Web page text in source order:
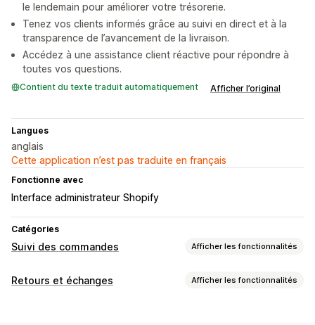
le lendemain pour améliorer votre trésorerie.
Tenez vos clients informés grâce au suivi en direct et à la
transparence de l’avancement de la livraison.
Accédez à une assistance client réactive pour répondre à
toutes vos questions.
Contient du texte traduit automatiquement Afficher l’original
Langues
anglais
Cette application n’est pas traduite en français
Fonctionne avec
Interface administrateur Shopify
Catégories
Suivi des commandes Afficher les fonctionnalités
Suivi
Retours et échanges Afficher les fonctionnalités